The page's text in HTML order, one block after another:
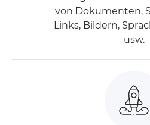
von Dokumenten,
Links, Bildern,
usw.